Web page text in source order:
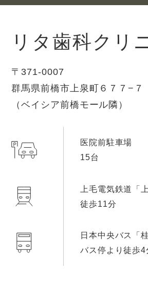
リタ歯科クリ
〒371-0007
群馬県前橋市上泉町６７７−７
（ベイシア前橋モール隣）
医院前駐車場
15台
上毛電気鉄道「
徒歩11分
日本中央バス「
バス停より徒歩4